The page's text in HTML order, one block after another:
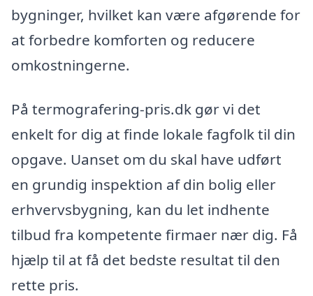
bygninger, hvilket kan være afgørende for
at forbedre komforten og reducere
omkostningerne.
På termografering-pris.dk gør vi det
enkelt for dig at finde lokale fagfolk til din
opgave. Uanset om du skal have udført
en grundig inspektion af din bolig eller
erhvervsbygning, kan du let indhente
tilbud fra kompetente firmaer nær dig. Få
hjælp til at få det bedste resultat til den
rette pris.